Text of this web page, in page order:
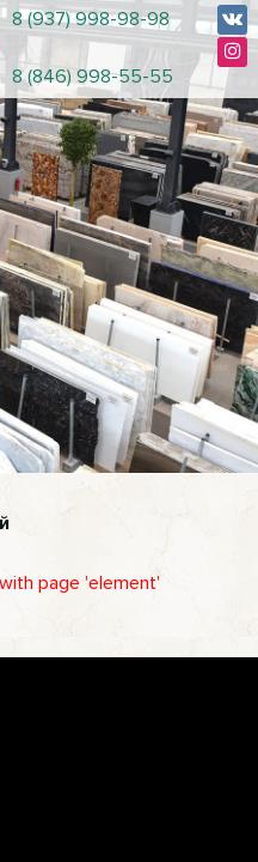
8 (937) 998-98-98
8 (846) 998-55-55
page 'element'